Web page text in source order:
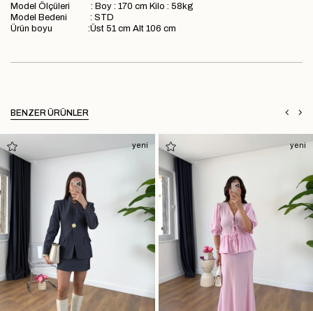
Model Ölçüleri : Boy : 170 cm Kilo : 58kg
Model Bedeni : STD
Ürün boyu :Üst 51 cm Alt 106 cm
BENZER ÜRÜNLER
yeni yeni